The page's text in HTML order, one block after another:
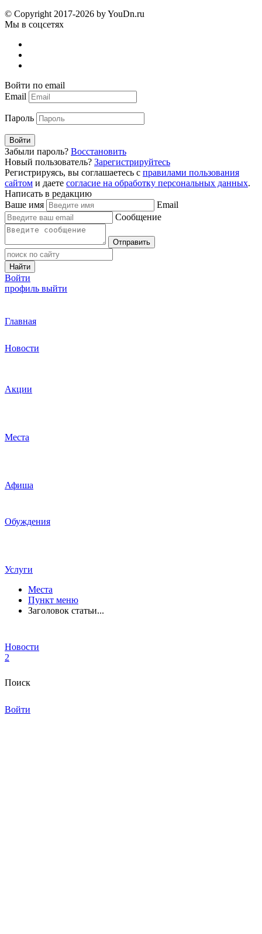
© Copyright 2017-2026 by YouDn.ru
Мы в соцсетях
Войти по email
Email
Пароль
Войти
Забыли пароль? Восстановить
Новый пользователь? Зарегистрируйтесь
Регистрируясь, вы соглашаетесь с правилами пользования
сайтом и даете согласие на обработку персональных данных.
Написать в редакцию
Ваше имя
Email
Сообщение
Отправить
Найти
Войти
профиль выйти
Главная
Новости
Акции
Места
Афиша
Обуждения
Услуги
Места
Пункт меню
Заголовок статьи...
Новости
2
Поиск
Войти